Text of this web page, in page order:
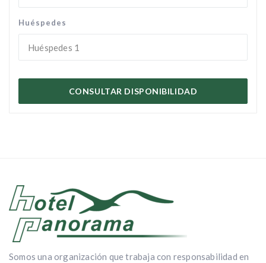
Huéspedes
Huéspedes 1
CONSULTAR DISPONIBILIDAD
Somos una organización que trabaja con responsabilidad en